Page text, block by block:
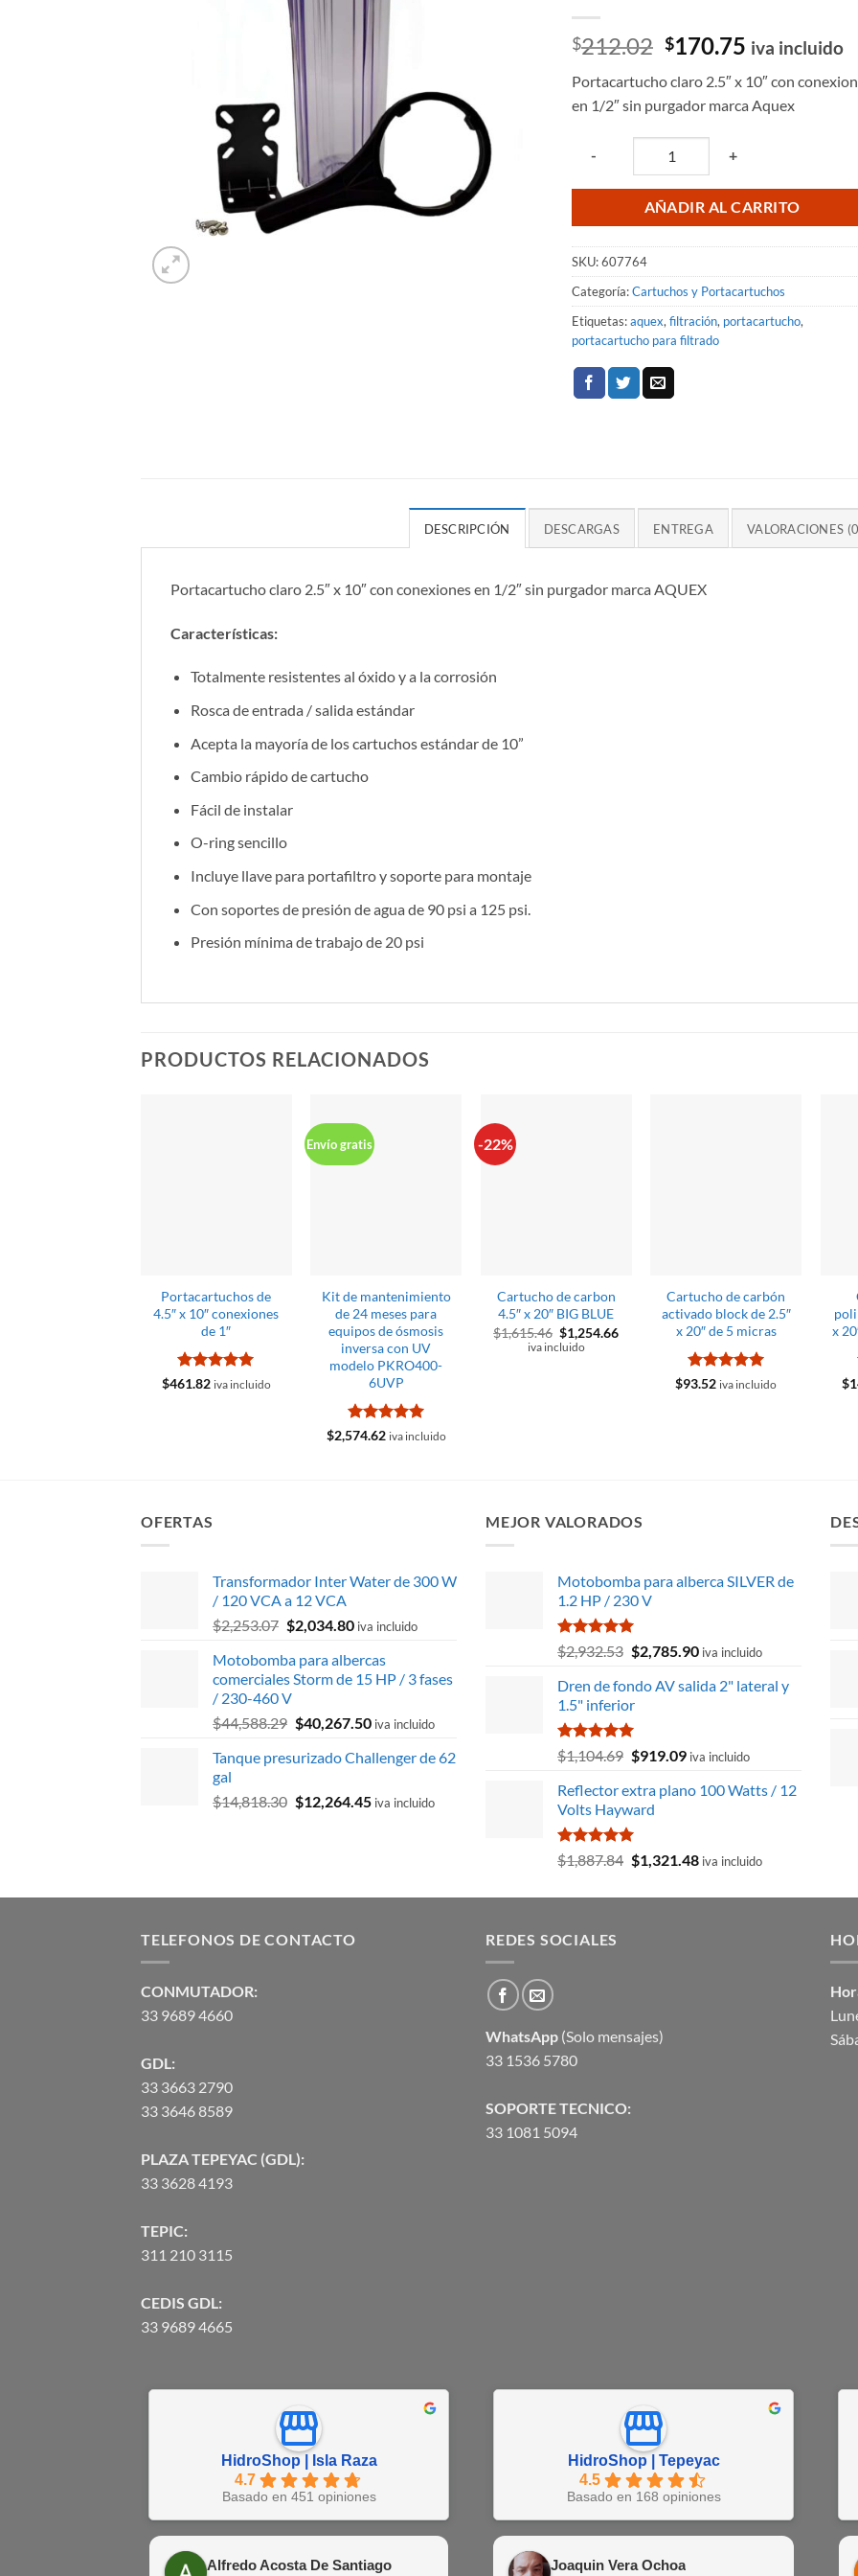
$212.02 El
original
era:
$212.02.
$170.75 El
actual
es:
iva incluido
Portacartucho claro 2.5″ x 10″ con
en 1/2″ sin purgador marca Aquex
- +
AÑADIR AL CARRITO
SKU:607764
Categoría:Cartuchos y Portacartuchos
Etiquetas:aquex, filtración, portacartucho,
portacartucho para filtrado
DESCRIPCIÓN DESCARGAS ENTREGA VALORACIONES
Portacartucho claro 2.5″ x 10″ con conexiones en 1/2″ sin purgador marca AQUEX
Características:
Totalmente resistentes al óxido y a la corrosión
Rosca de entrada / salida estándar
Acepta la mayoría de los cartuchos estándar de 10”
Cambio rápido de cartucho
Fácil de instalar
O-ring sencillo
Incluye llave para portafiltro y soporte para montaje
Con soportes de presión de agua de 90 psi a 125 psi.
Presión mínima de trabajo de 20 psi
PRODUCTOS RELACIONADOS
Portacartuchos de
4.5″ x 10″ conexiones
de 1″
Valorado
$461.82 iva incluido
Envío gratis
Kit de mantenimiento
de 24 meses para
equipos de ósmosis
inversa con UV
modelo PKRO400-
6UVP
Valorado
$2,574.62 iva incluido
-22%
Cartucho de carbon
4.5″ x 20″ BIG BLUE
$1,615.46 El
precio
$1,254.66El
$1,254.66.
iva incluido
Cartucho de carbón
activado block de 2.5″
x 20″ de 5 micras
Valorado
$93.52 iva incluido
x
$
OFERTAS
Transformador Inter Water de 300 W
/ 120 VCA a 12 VCA
$2,253.07 El
original
era:
$2,253.07.
$2,034.80El
actual
es:
iva incluido
Motobomba para albercas
comerciales Storm de 15 HP / 3 fases
/ 230-460 V
$44,588.29 El
original
$44,588.29.
$40,267.50El
actual
$40,267.50.
iva incluido
Tanque presurizado Challenger de 62
gal
$14,818.30 El
$12,264.45Eliva incluido
MEJOR VALORADOS
Motobomba para alberca SILVER de
1.2 HP / 230 V
Valorado
con
de 5
$2,932.53 El
original
era:
$2,932.53.
$2,785.90El
actual
iva incluido
Dren de fondo AV salida 2" lateral y
1.5" inferior
Valorado
con
de 5
$1,104.69 El
original
era:
$1,104.69.
$919.09El
actual
iva incluido
Reflector extra plano 100 Watts / 12
Volts Hayward
Valorado
con
$1,887.84 El
original
$1,321.48El
actual
iva incluido
TELEFONOS DE CONTACTO
CONMUTADOR:
33 9689 4660
GDL:
33 3663 2790
33 3646 8589
PLAZA TEPEYAC (GDL):
33 3628 4193
TEPIC:
311 210 3115
CEDIS GDL:
33 9689 4665
REDES SOCIALES
WhatsApp (Solo mensajes)
33 1536 5780
SOPORTE TECNICO:
33 1081 5094
HidroShop | Isla Raza
4.7
Basado en 451 opiniones
Alfredo Acosta De Santiago Juan Barajas
HidroShop | Tepeyac
4.5
Basado en 168 opiniones
Joaquin Vera Ochoa